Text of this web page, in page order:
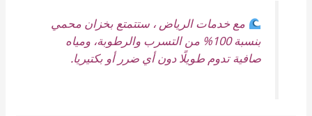
مع خدمات الرياض ، ستتمتع بخزان محمي
بنسبة 100% من التسرب والرطوبة، ومياه
صافية تدوم طويلًا دون أي ضرر أو بكتيريا.